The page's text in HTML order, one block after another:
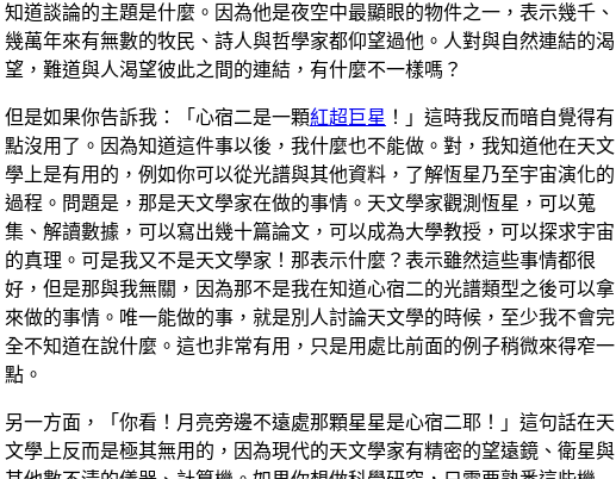
知道談論的主題是什麼。因為他是夜空中最顯眼的物件之一，表示幾千、
幾萬年來有無數的牧民、詩人與哲學家都仰望過他。人對與自然連結的渴
望，難道與人渴望彼此之間的連結，有什麼不一樣嗎？
但是如果你告訴我：「心宿二是一顆紅超巨星 ！」這時我反而暗自覺得有
點沒用了。因為知道這件事以後，我什麼也不能做。對，我知道他在天文
學上是有用的，例如你可以從光譜與其他資料，了解恆星乃至宇宙演化的
過程。問題是，那是天文學家在做的事情。天文學家觀測恆星，可以蒐
集、解讀數據，可以寫出幾十篇論文，可以成為大學教授，可以探求宇宙
的真理。可是我又不是天文學家！那表示什麼？表示雖然這些事情都很
好，但是那與我無關，因為那不是我在知道心宿二的光譜類型之後可以拿
來做的事情。唯一能做的事，就是別人討論天文學的時候，至少我不會完
全不知道在說什麼。這也非常有用，只是用處比前面的例子稍微來得窄一
點。
另一方面，「你看！月亮旁邊不遠處那顆星星是心宿二耶！」這句話在天
文學上反而是極其無用的，因為現代的天文學家有精密的望遠鏡、衛星與